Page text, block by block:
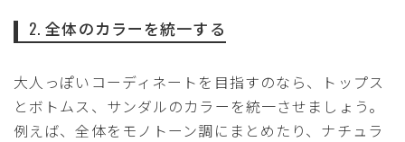
2. 全体のカラーを統一する
大人っぽいコーディネートを目指すのなら、トップス
とボトムス、サンダルのカラーを統一させましょう。
例えば、全体をモノトーン調にまとめたり、ナチュラ